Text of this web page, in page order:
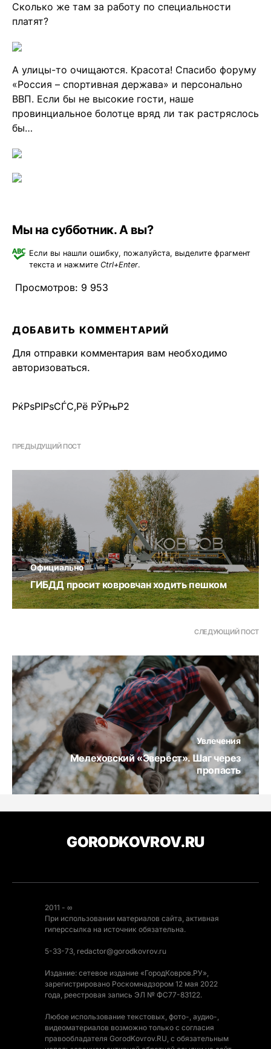
Сколько же там за работу по специальности
платят?
А улицы-то очищаются. Красота! Спасибо форуму
«Россия – спортивная держава» и персонально
ВВП. Если бы не высокие гости, наше
провинциальное болотце вряд ли так растряслось
бы…
Мы на субботник. А вы?
Если вы нашли ошибку, пожалуйста, выделите фрагмент
текста и нажмите Ctrl+Enter.
Просмотров: 9 953
ДОБАВИТЬ КОММЕНТАРИЙ
Для отправки комментария вам необходимо
авторизоваться.
РќРѕРІРѕСЃС‚Рё РЎРњР2
ПРЕДЫДУЩИЙ ПОСТ
Официально
ГИБДД просит ковровчан ходить пешком
СЛЕДУЮЩИЙ ПОСТ
Увлечения
Мелеховский «Эверест». Шаг через
пропасть
GORODKOVROV.RU
2011 - ∞
При использовании материалов сайта, активная
гиперссылка на источник обязательна.
5-33-73, redactor@gorodkovrov.ru
Издание: сетевое издание «ГородКовров.РУ»,
зарегистрировано Роскомнадзором 12 мая 2022
года, реестровая запись ЭЛ № ФС77-83122.
Любое использование текстовых, фото-, аудио-,
видеоматериалов возможно только с согласия
правообладателя GorodKovrov.RU, с обязательным